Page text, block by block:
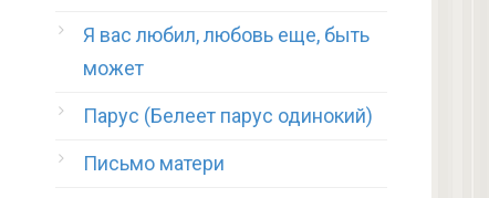
Я вас любил, любовь еще, быть
может
Парус (Белеет парус одинокий)
Письмо матери